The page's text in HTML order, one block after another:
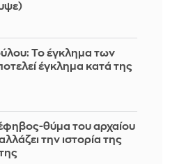
Το έγκλημα των
έγκλημα κατά της
θύμα του αρχαίου
την ιστορία της